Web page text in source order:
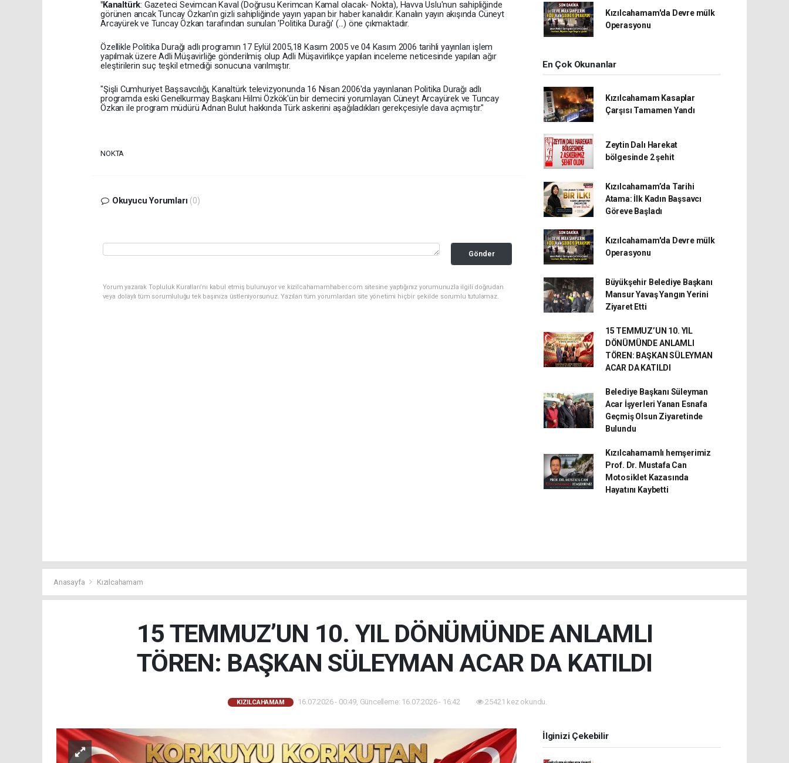
"Kanaltürk: Gazeteci Sevimcan Kaval (Doğ­rusu Kerimcan Kamal olacak- Nokta), Havva Uslu'nun sahipliğinde
görünen ancak Tuncay Özkan'ın gizli sahipliğinde yayın yapan bir ha­ber kanalıdır. Kanalın yayın akışında Cüneyt
Arcayürek ve Tuncay Özkan tarafından sunu­lan 'Politika Durağı' (...) öne çıkmaktadır.
Özellikle Politika Durağı adlı programın 17 Ey­lül 2005,18 Kasım 2005 ve 04 Kasım 2006 ta­rihli yayınları işlem
yapılmak üzere Adli Mü­şavirliğe gönderilmiş olup Adli Müşavirlikçe yapılan inceleme neticesinde yapılan ağır
eleştirilerin suç teşkil etmediği sonucuna va­rılmıştır.
"Şişli Cumhuriyet Başsavcılığı, Kanaltürk te­levizyonunda 16 Nisan 2006'da yayınlanan Politika Durağı adlı
programda eski Genelkur­may Başkanı Hilmi Özkök'ün bir demecini yo­rumlayan Cüneyt Arcayürek ve Tuncay
Özkan ile program müdürü Adnan Bulut hakkında Türk askerini aşağıladıkları gerekçesiyle dava açmıştır."
NOKTA
Okuyucu Yorumları (0)
Gönder
Yorum yazarak Topluluk Kuralları’nı kabul etmiş bulunuyor ve kizilcahamamhaber.com sitesine yaptığınız yorumunuzla ilgili doğrudan
veya dolaylı tüm sorumluluğu tek başınıza üstleniyorsunuz. Yazılan tüm yorumlardan site yönetimi hiçbir şekilde sorumlu tutulamaz.
Kızılcahamam'da Devre mülk
Operasyonu
En Çok Okunanlar
Kızılcahamam Kasaplar
Çarşısı Tamamen Yandı
Zeytin Dalı Harekat
bölgesinde 2 şehit
Kızılcahamam’da Tarihi
Atama: İlk Kadın Başsavcı
Göreve Başladı
Kızılcahamam'da Devre mülk
Operasyonu
Büyükşehir Belediye Başkanı
Mansur Yavaş Yangın Yerini
Ziyaret Etti
15 TEMMUZ’UN 10. YIL
DÖNÜMÜNDE ANLAMLI
TÖREN: BAŞKAN SÜLEYMAN
ACAR DA KATILDI
Belediye Başkanı Süleyman
Acar İşyerleri Yanan Esnafa
Geçmiş Olsun Ziyaretinde
Bulundu
Kızılcahamamlı hemşerimiz
Prof. Dr. Mustafa Can
Motosiklet Kazasında
Hayatını Kaybetti
Anasayfa Kızılcahamam
15 TEMMUZ’UN 10. YIL DÖNÜMÜNDE ANLAMLI
TÖREN: BAŞKAN SÜLEYMAN ACAR DA KATILDI
KIZILCAHAMAM 16.07.2026 - 00:49, Güncelleme: 16.07.2026 - 16:42 25421 kez okundu.
İlginizi Çekebilir